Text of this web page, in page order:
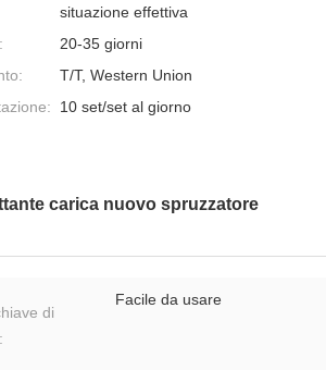
situazione effettiva
20-35 giorni
T/T, Western Union
10 set/set al giorno
carica nuovo spruzzatore
di
Facile da usare